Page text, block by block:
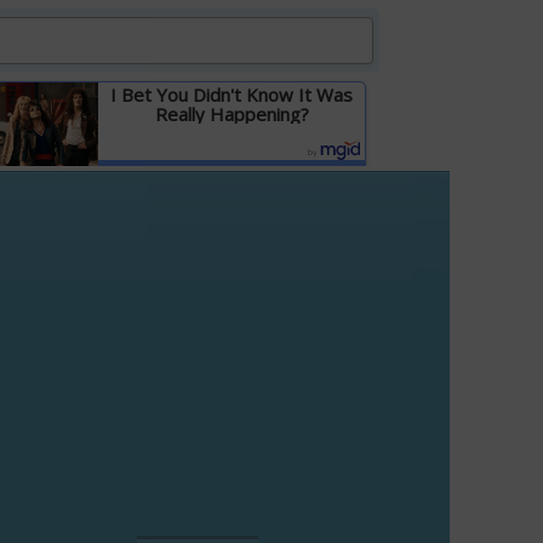
I Bet You Didn't Know It Was
Really Happening?
Детальніше